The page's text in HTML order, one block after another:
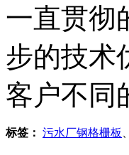
一直贯彻
步的技术
客户不同
标签： 污水厂钢格栅板